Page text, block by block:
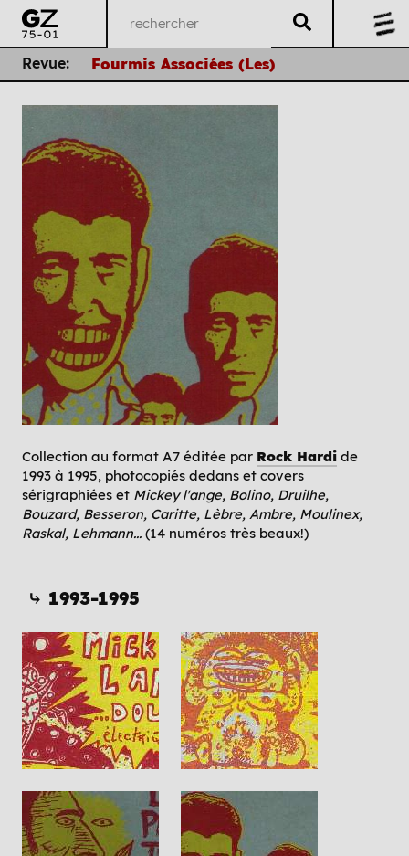
Revue: Fourmis Associées (Les)
Collection au format A7 éditée par Rock Hardi de
1993 à 1995, photocopiés dedans et covers
sérigraphiées et Mickey l'ange, Bolino, Druilhe,
Bouzard, Besseron, Caritte, Lèbre, Ambre, Moulinex,
Raskal, Lehmann... (14 numéros très beaux!)
⤷ 1993-1995